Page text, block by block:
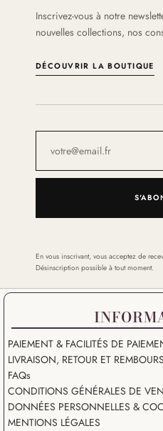
Inscrivez-vous à notre
nouvelles collections, nos
DÉCOUVRIR LA BOUTIQUE
En vous inscrivant, vous acceptez de
Désinscription possible à tout moment.
PAIEMENT & FACILITÉS DE
LIVRAISON, RETOUR ET
FAQs
CONDITIONS GÉNÉRALES DE
DONNÉES PERSONNELLES &
MENTIONS LÉGALES